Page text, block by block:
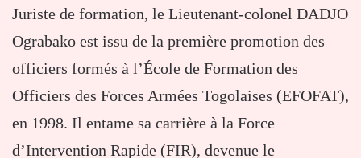
Juriste de formation, le Lieutenant-colonel DADJO
Ograbako est issu de la première promotion des
officiers formés à l’École de Formation des
Officiers des Forces Armées Togolaises (EFOFAT),
en 1998. Il entame sa carrière à la Force
d’Intervention Rapide (FIR), devenue le